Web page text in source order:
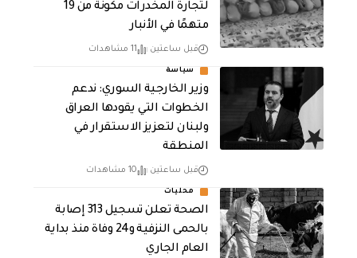
لتجارة المخدرات مكونة من 19
متهمًا في الأنبار
قبل ساعتين 11 مشاهدات
سياسة
وزير الخارجية السوري: ندعم
الخطوات التي يقودها العراق
ولبنان لتعزيز الاستقرار في
المنطقة
قبل ساعتين 10 مشاهدات
محليات
الصحة تعلن تسجيل 313 إصابة
بالحمى النزفية و24 وفاة منذ بداية
العام الجاري